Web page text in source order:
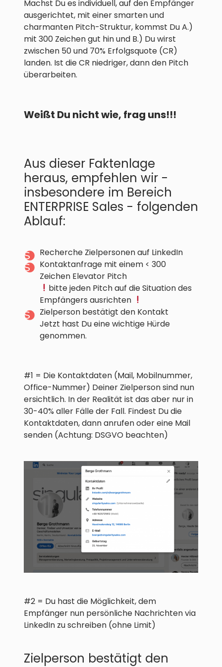
Machst Du es individuell, auf den Empfänger
ausgerichtet, mit einer smarten und
charmanten Pitch-Struktur, kommst Du A.)
mit 300 Zeichen gut hin und B.) Du wirst
zwischen 50 und 70% Erfolgsquote (CR)
landen. Ist die CR niedriger, dann den Pitch
überarbeiten.
Weißt Du nicht wie, frag uns!!!
Aus dieser Faktenlage
heraus, empfehlen wir -
insbesondere im Bereich
ENTERPRISE Sales - folgenden
Ablauf:
Recherche Zielpersonen auf LinkedIn
Kontaktanfrage mit einem < 300
Zeichen Elevator Pitch
bitte jeden Pitch auf die Situation des
Empfängers ausrichten
Zielperson bestätigt den Kontakt
Jetzt hast Du eine wichtige Hürde
genommen.
#1 = Die Kontaktdaten (Mail, Mobilnummer,
Office-Nummer) Deiner Zielperson sind nun
ersichtlich. In der Realität ist das aber nur in
30-40% aller Fälle der Fall. Findest Du die
Kontaktdaten, dann anrufen oder eine Mail
senden (Achtung: DSGVO beachten)
#2 = Du hast die Möglichkeit, dem
Empfänger nun persönliche Nachrichten via
LinkedIn zu schreiben (ohne Limit)
Zielperson bestätigt den